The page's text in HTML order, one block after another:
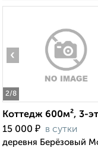
2/8
‹
Коттедж 600м², 3-
15 000 ₽ в сутки
деревня Берёзовый